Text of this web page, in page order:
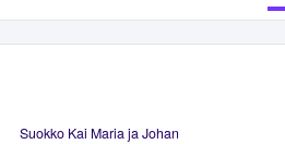
Suokko Kai Maria ja Johan